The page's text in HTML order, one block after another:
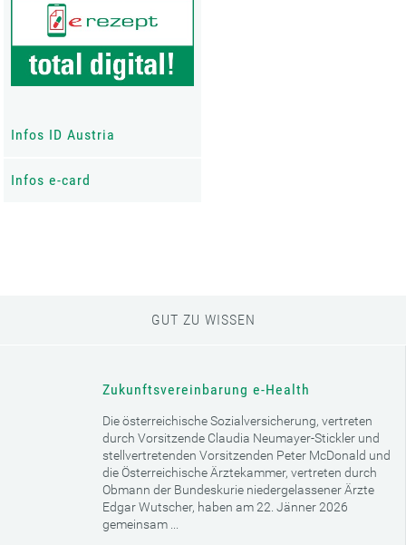
Cookie-Einstellungen
Diese Webseite verwendet Cookies für ein optimales Website-
Erlebnis und für die anonyme Analyse des Online-Verhaltens der
Besucherinnen und Besucher. Diese Analyse soll helfen, das
Informationsangebot besser zu gestalten.
Infos ID Austria
Infos e-card
Zukunftsvereinbarung e-Health
Die österreichische Sozialversicherung, vertreten
durch Vorsitzende Claudia Neumayer-Stickler und